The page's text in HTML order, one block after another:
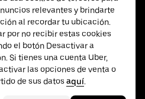
relevantes y brindarte
al recordar tu ubicación.
por no recibir estas cookies
el botón Desactivar a
Si tienes una cuenta Uber,
las opciones de venta o
de sus datos aquí.